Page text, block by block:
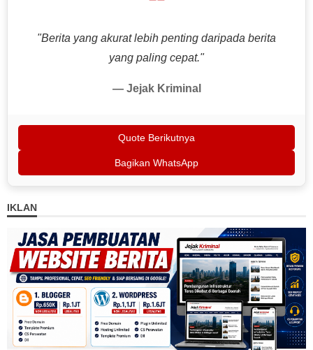
"Berita yang akurat lebih penting daripada berita
yang paling cepat."
— Jejak Kriminal
Quote Berikutnya
Bagikan WhatsApp
IKLAN